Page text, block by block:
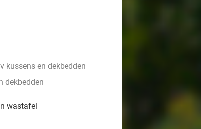
kussens en dekbedden
dekbedden
wastafel